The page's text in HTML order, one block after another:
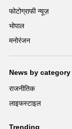
फोटोग्राफी न्यूज़
भोपाल
मनोरंजन
News by category
राजनीतिक
लाइफस्टाइल
Trending